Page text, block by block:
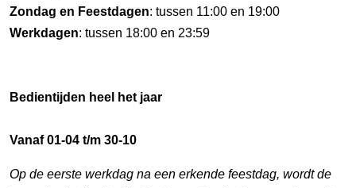
Zondag en Feestdagen: tussen 11:00 en 19:00
Werkdagen: tussen 18:00 en 23:59
Bedientijden heel het jaar
Vanaf 01-04 t/m 30-10
Op de eerste werkdag na een erkende feestdag, wordt de